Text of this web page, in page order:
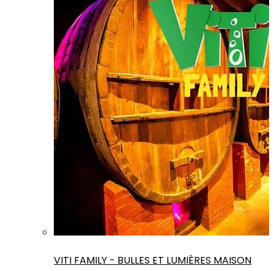
VITI FAMILY - BULLES ET LUMIÈRES MAISON